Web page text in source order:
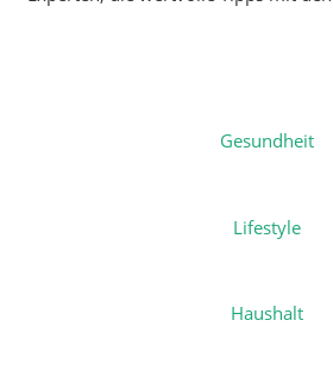
Gesundheit
Lifestyle
Haushalt